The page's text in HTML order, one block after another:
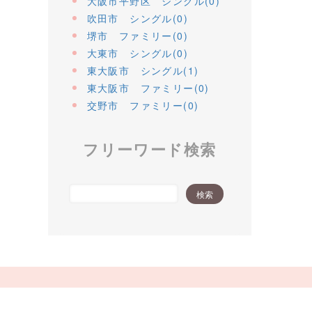
吹田市 シングル(0)
堺市 ファミリー(0)
大東市 シングル(0)
東大阪市 シングル(1)
東大阪市 ファミリー(0)
交野市 ファミリー(0)
フリーワード検索